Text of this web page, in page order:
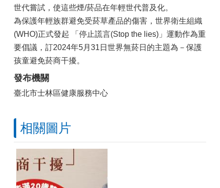
世代嘗試，使這些煙/菸品在年輕世代普及化。
為保護年輕族群避免受菸草產品的傷害，世界衛生組織
(WHO)正式發起 「停止謊言(Stop the lies)」運動作為重
要倡議，訂2024年5月31日世界無菸日的主題為－保護
孩童避免菸商干擾。
發布機關
臺北市士林區健康服務中心
相關圖片